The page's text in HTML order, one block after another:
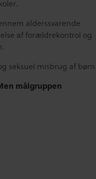
alderssvarende
af forældrekontrol og
seksuel misbrug af børn
målgruppen